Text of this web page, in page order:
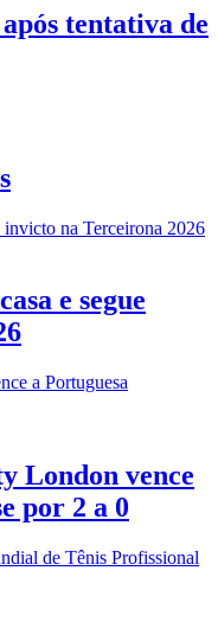
tentativa de
e segue
London vence
por 2 a 0